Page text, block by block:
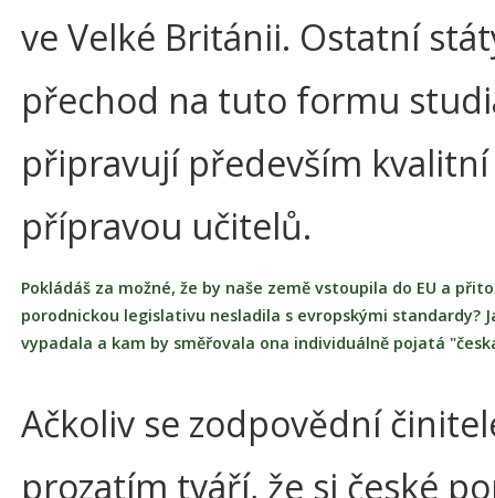
ve Velké Británii. Ostatní
přechod na tuto formu
připravují především kvalitní
přípravou učitelů.
Pokládáš za možné, že by naše země vstoupila do EU a
porodnickou legislativu nesladila s evropskými standardy?
vypadala a kam by směřovala ona individuálně pojatá
Ačkoliv se zodpovědní
prozatím tváří, že si české